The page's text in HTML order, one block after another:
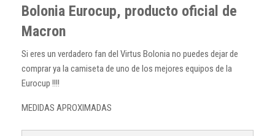
Bolonia Eurocup, producto oficial de
Macron
Si eres un verdadero fan del Virtus Bolonia no puedes dejar de
comprar ya la camiseta de uno de los mejores equipos de la
Eurocup !!!!
MEDIDAS APROXIMADAS